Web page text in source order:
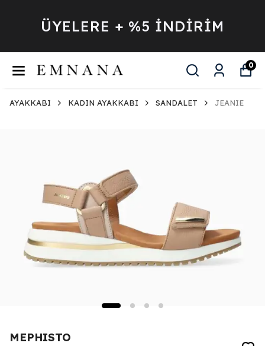
ÜYELERE + %5 İNDİRİM
0
AYAKKABI KADIN AYAKKABI SANDALET JEANIE
MEPHISTO